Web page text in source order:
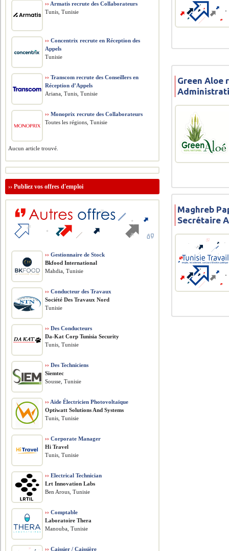
Green Aloe
Maghreb
Secrétaire
›› Armatis recrute des Collaborateurs
Tunis, Tunisie
›› Concentrix recrute en Réception des
Appels
Tunisie
›› Transcom recrute des Conseillers en
Réception d’Appels
Ariana, Tunis, Tunisie
›› Monoprix recrute des Collaborateurs
Toutes les régions, Tunisie
Aucun article trouvé.
››Publiez vos offres d'emploi
›› Gestionnaire de Stock
Bkfood International
Mahdia, Tunisie
›› Conducteur des Travaux
Société Des Travaux Nord
Tunisie
›› Des Conducteurs
Da-Kat Corp Tunisia Security
Tunis, Tunisie
›› Des Techniciens
Siemtec
Sousse, Tunisie
›› Aide Électricien Photovoltaïque
Optiwatt Solutions And Systems
Tunis, Tunisie
›› Corporate Manager
Hi Travel
Tunis, Tunisie
›› Electrical Technician
Lrt Innovation Labs
Ben Arous, Tunisie
›› Comptable
Laboratoire Thera
Manouba, Tunisie
›› Caissier / Caissière